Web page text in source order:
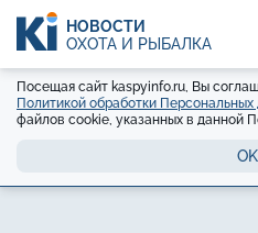
НОВОСТИ
ОХОТА И РЫБАЛКА
Посещая сайт kaspyinfo.ru, Вы
Политикой обработки Персональных
файлов cookie, указанных в данной
OK